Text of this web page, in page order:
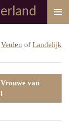
Veulen of Landelijk
van